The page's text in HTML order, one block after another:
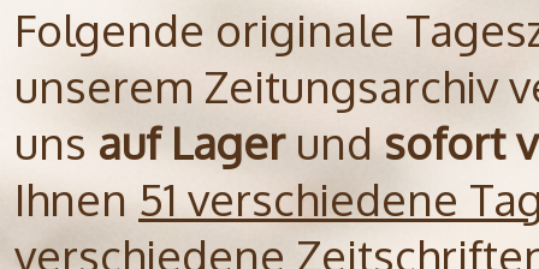
Folgende originale
unserem Zeitungsarchiv
uns auf Lagerund sofort
Ihnen 51 verschiedene
verschiedene